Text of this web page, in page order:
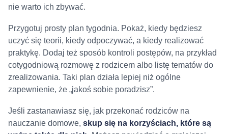
nie warto ich zbywać.
Przygotuj prosty plan tygodnia. Pokaż, kiedy będziesz
uczyć się teorii, kiedy odpoczywać, a kiedy realizować
praktykę. Dodaj też sposób kontroli postępów, na przykład
cotygodniową rozmowę z rodzicem albo listę tematów do
zrealizowania. Taki plan działa lepiej niż ogólne
zapewnienie, że „jakoś sobie poradzisz”.
Jeśli zastanawiasz się, jak przekonać rodziców na
nauczanie domowe, skup się na korzyściach, które są